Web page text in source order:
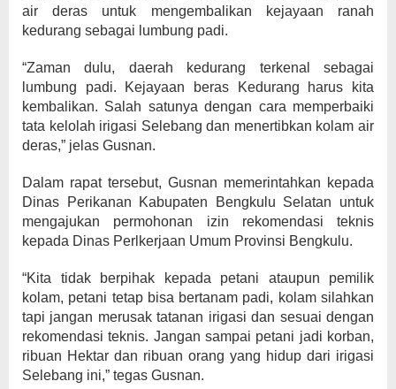
air deras untuk mengembalikan kejayaan ranah
kedurang sebagai lumbung padi.
“Zaman dulu, daerah kedurang terkenal sebagai
lumbung padi. Kejayaan beras Kedurang harus kita
kembalikan. Salah satunya dengan cara memperbaiki
tata kelolah irigasi Selebang dan menertibkan kolam air
deras,” jelas Gusnan.
Dalam rapat tersebut, Gusnan memerintahkan kepada
Dinas Perikanan Kabupaten Bengkulu Selatan untuk
mengajukan permohonan izin rekomendasi teknis
kepada Dinas Perlkerjaan Umum Provinsi Bengkulu.
“Kita tidak berpihak kepada petani ataupun pemilik
kolam, petani tetap bisa bertanam padi, kolam silahkan
tapi jangan merusak tatanan irigasi dan sesuai dengan
rekomendasi teknis. Jangan sampai petani jadi korban,
ribuan Hektar dan ribuan orang yang hidup dari irigasi
Selebang ini,” tegas Gusnan.